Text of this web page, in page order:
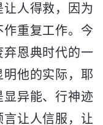
人得救，因为
重复工作。今
恩典时代的一
他的实际，耶
异能、行神迹
让人信服，让